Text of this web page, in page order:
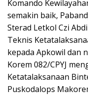
Komando
semakin baik,
Sterad Letkol Czi
Teknis
kepada Apkowil dan
Korem 082/CPYJ
Ketatalaksanaan
Puskodalops